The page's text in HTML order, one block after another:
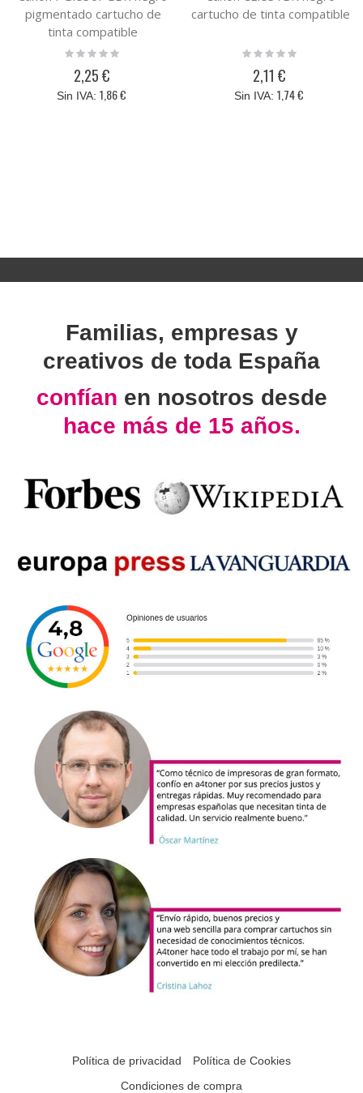
pigmentado cartucho de
tinta compatible
Rating:
2,25 €
1,86 €
cartucho de tinta compatible
Rating:
2,11 €
1,74 €
Familias, empresas y
creativos de toda España
confían en nosotros desde
hace más de 15 años.
Política de privacidad
Política de Cookies
Condiciones de compra